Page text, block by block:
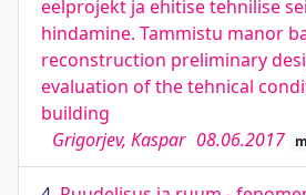
eelprojekt ja ehitise tehnilise
hindamine. Tammistu manor
reconstruction preliminary
evaluation of the tehnical
building
Grigorjev, Kaspar 08.06.2017